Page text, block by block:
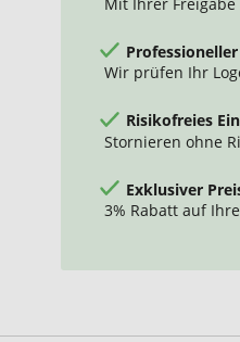
Wir prüfen Ihr
Risikofreies
Stornieren ohne
Exklusiver
3% Rabatt auf